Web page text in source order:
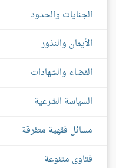
الجنايات والحدود
الأيمان والنذور
القضاء والشهادات
السياسة الشرعية
مسائل فقهية متفرقة
فتاوى متنوعة